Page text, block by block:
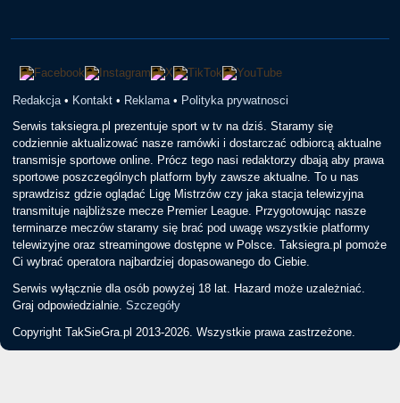
Redakcja • Kontakt • Reklama • Polityka prywatnosci
Serwis taksiegra.pl prezentuje sport w tv na dziś. Staramy się
codziennie aktualizować nasze ramówki i dostarczać odbiorcą aktualne
transmisje sportowe online. Prócz tego nasi redaktorzy dbają aby prawa
sportowe poszczególnych platform były zawsze aktualne. To u nas
sprawdzisz gdzie oglądać Ligę Mistrzów czy jaka stacja telewizyjna
transmituje najbliższe mecze Premier League. Przygotowując nasze
terminarze meczów staramy się brać pod uwagę wszystkie platformy
telewizyjne oraz streamingowe dostępne w Polsce. Taksiegra.pl pomoże
Ci wybrać operatora najbardziej dopasowanego do Ciebie.
Serwis wyłącznie dla osób powyżej 18 lat. Hazard może uzależniać.
Graj odpowiedzialnie.Szczegóły
Copyright TakSieGra.pl 2013-2026. Wszystkie prawa zastrzeżone.